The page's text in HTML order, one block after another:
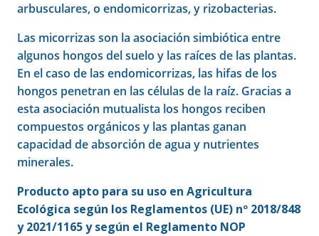
arbusculares, o endomicorrizas, y rizobacterias.
Las micorrizas son la asociación simbiótica entre
algunos hongos del suelo y las raíces de las plantas.
En el caso de las endomicorrizas, las hifas de los
hongos penetran en las células de la raíz. Gracias a
esta asociación mutualista los hongos reciben
compuestos orgánicos y las plantas ganan
capacidad de absorción de agua y nutrientes
minerales.
Producto apto para su uso en Agricultura
Ecológica según los Reglamentos (UE) nº 2018/848
y 2021/1165 y según el Reglamento NOP